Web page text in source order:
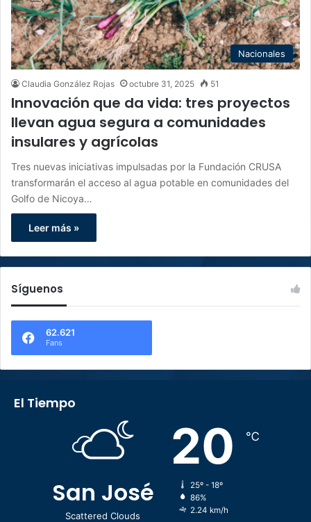
Nacionales
Claudia González Rojas octubre 31, 2025 51
Innovación que da vida: tres proyectos
llevan agua segura a comunidades
insulares y agrícolas
Tres nuevas iniciativas impulsadas por la Fundación CRUSA
transformarán el acceso al agua potable en comunidades del
Golfo de Nicoya…
Leer más »
Síguenos
62.621
Fans
El Tiempo
San José
Scattered Clouds
20 ℃
25º - 18º
86%
2.24 km/h